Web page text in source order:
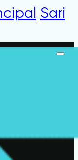
Sari